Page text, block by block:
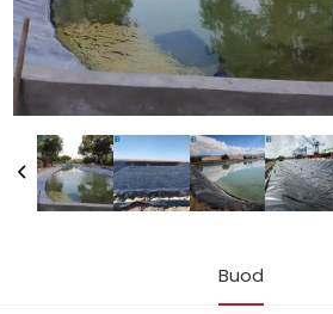
Buod